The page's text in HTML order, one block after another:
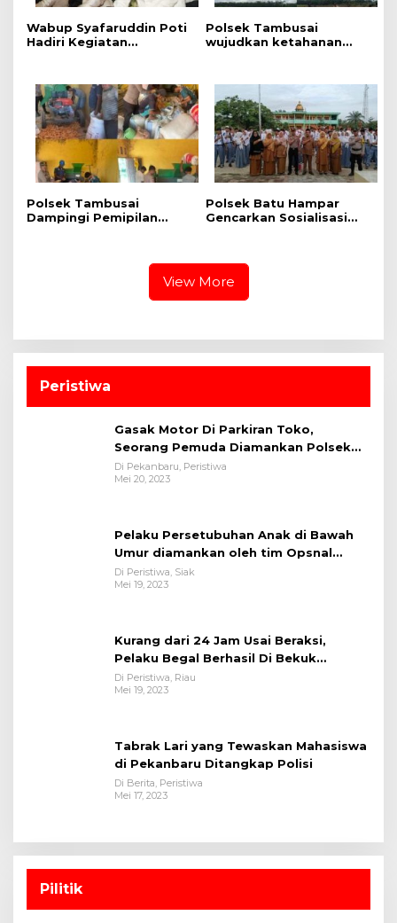
Wabup Syafaruddin Poti
Hadiri Kegiatan
Polsek Tambusai
wujudkan ketahanan
rangka Penanaman
Jagung Kuartal II di Desa
Batas, Kec. Tambusai
Polsek Tambusai
Dampingi Pemipilan
Polsek Batu Hampar
Gencarkan Sosialisasi
View More
Peristiwa
Gasak Motor Di Parkiran Toko,
Seorang Pemuda Diamankan Polsek
Bukit Raya
Di Pekanbaru, Peristiwa
Mei 20, 2023
Pelaku Persetubuhan Anak di Bawah
Umur diamankan oleh tim Opsnal
Polsek Tualang-Polres Siak-Polda Riau
Di Peristiwa, Siak
Mei 19, 2023
Kurang dari 24 Jam Usai Beraksi,
Pelaku Begal Berhasil Di Bekuk
Satreskrim Polres Kuansing
Di Peristiwa, Riau
Mei 19, 2023
Tabrak Lari yang Tewaskan Mahasiswa
di Pekanbaru Ditangkap Polisi
Di Berita, Peristiwa
Mei 17, 2023
Pilitik